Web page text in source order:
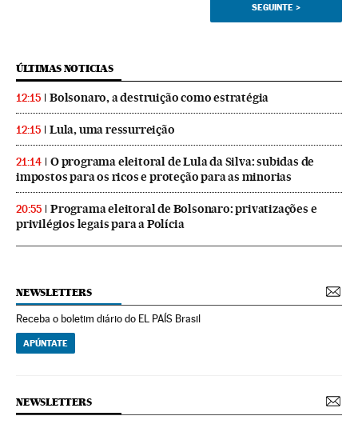
SEGUINTE >
ÚLTIMAS NOTICIAS
12:15 Bolsonaro, a destruição como estratégia
12:15 Lula, uma ressurreição
21:14
O programa eleitoral de Lula da Silva: subidas de
impostos para os ricos e proteção para as minorias
20:55
Programa eleitoral de Bolsonaro: privatizações e
privilégios legais para a Polícia
NEWSLETTERS
Receba o boletim diário do EL PAÍS Brasil
APÚNTATE
NEWSLETTERS